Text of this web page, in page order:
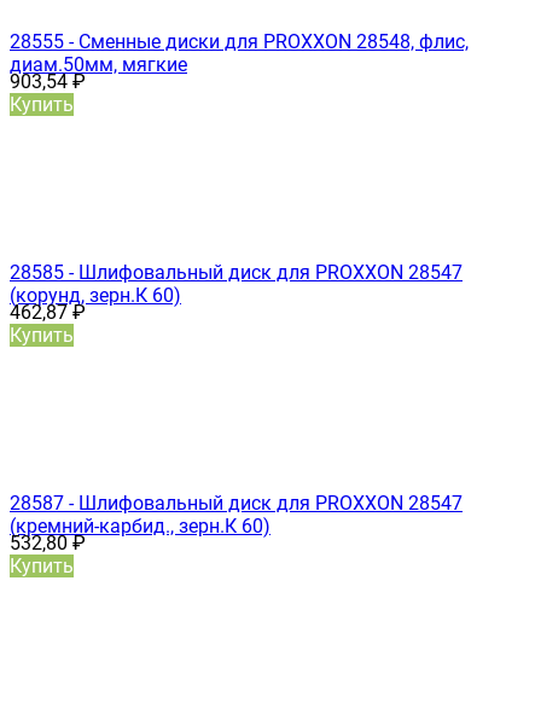
28555 - Сменные диски для PROXXON 28548, флис,
диам.50мм, мягкие
903,54₽
Купить
28585 - Шлифовальный диск для PROXXON 28547
(корунд, зерн.К 60)
462,87₽
Купить
28587 - Шлифовальный диск для PROXXON 28547
(кремний-карбид., зерн.К 60)
532,80₽
Купить